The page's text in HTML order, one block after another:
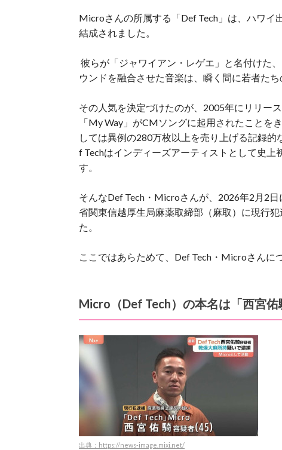
Microさんの所属する「Def Tech」は、ハワイ
結成されました。
彼らが「ジャワイアン・レゲエ」と名付けた
ウンドを融合させた音楽は、瞬く間に若者たち
その人気を決定づけたのが、2005年にリリー
「My Way」がCMソングに起用されたことを
しては異例の280万枚以上を売り上げる記録的
f Techはインディーズアーティストとして史
す。
そんなDef Tech・Microさんが、2026年2月2
省関東信越厚生局麻薬取締部（麻取）に現行
た。
ここではあらためて、Def Tech・Microさんに
Micro（Def Tech）の本名は「西宮佑
出典：https://news-image.mixi.net/